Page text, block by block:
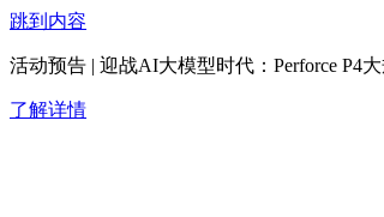
跳到内容
活动预告 | 迎战AI大模型时代：Perforce P4
了解详情